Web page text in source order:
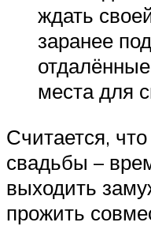
ждать
заранее
места для
Считается,
свадьбы –
выходить
прожить